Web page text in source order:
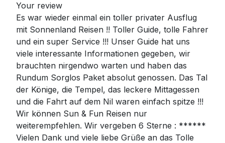
Your review
Es war wieder einmal ein toller privater Ausflug
mit Sonnenland Reisen !! Toller Guide, tolle Fahrer
und ein super Service !!! Unser Guide hat uns
viele interessante Informationen gegeben, wir
brauchten nirgendwo warten und haben das
Rundum Sorglos Paket absolut genossen. Das Tal
der Könige, die Tempel, das leckere Mittagessen
und die Fahrt auf dem Nil waren einfach spitze !!!
Wir können Sun & Fun Reisen nur
weiterempfehlen. Wir vergeben 6 Sterne : ******
Vielen Dank und viele liebe Grüße an das Tolle